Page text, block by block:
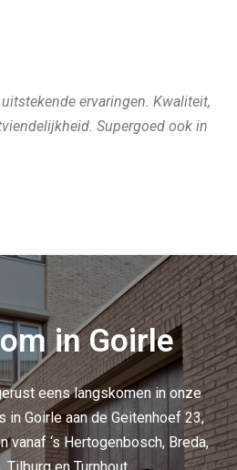
ervaringen. Kwaliteit,
Supergoed ook in
in Goirle
eens langskomen in onze
in Goirle aan de Geitenhoef 23,
vanaf ‘s Hertogenbosch, Breda,